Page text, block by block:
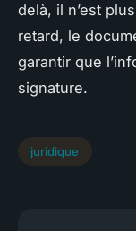
delà, il n’est
retard, le
garantir que
signature.
juridique